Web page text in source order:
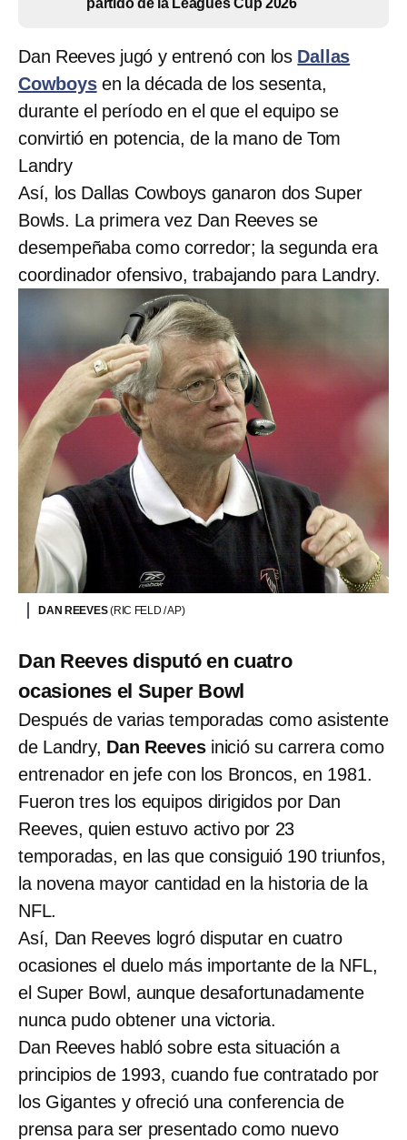
partido de la Leagues Cup 2026
Dan Reeves jugó y entrenó con los Dallas
Cowboysen la década de los sesenta,
durante el período en el que el equipo se
convirtió en potencia, de la mano de Tom
Landry
Así, los Dallas Cowboys ganaron dos Super
Bowls. La primera vez Dan Reeves se
desempeñaba como corredor; la segunda era
coordinador ofensivo, trabajando para Landry.
DAN REEVES(RIC FELD / AP)
Dan Reeves disputó en cuatro
ocasiones el Super Bowl
Después de varias temporadas como asistente
de Landry, Dan Reevesinició su carrera como
entrenador en jefe con los Broncos, en 1981.
Fueron tres los equipos dirigidos por Dan
Reeves, quien estuvo activo por 23
temporadas, en las que consiguió 190 triunfos,
la novena mayor cantidad en la historia de la
NFL.
Así, Dan Reeves logró disputar en cuatro
ocasiones el duelo más importante de la NFL,
el Super Bowl, aunque desafortunadamente
nunca pudo obtener una victoria.
Dan Reeves habló sobre esta situación a
principios de 1993, cuando fue contratado por
los Gigantes y ofreció una conferencia de
prensa para ser presentado como nuevo